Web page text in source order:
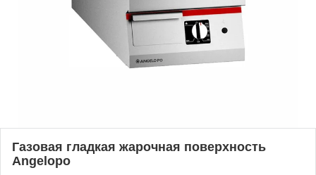
Газовая гладкая жарочная поверхность
Angelopo